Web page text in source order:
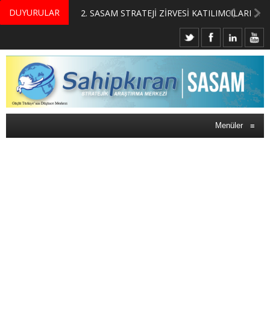
DUYURULAR
MERKEZİMİZ BÜNYESİNDE YETİŞTİRİLMEK ÜZERE GÖNÜLLÜ ÜLKE MASASI UZMANI VE UZMAN ADAYLARI ARIYORUZ 2. SASAM STRATEJİ ZİRVESİ KATILIMCILARI BELLİ OLDU
Menüler ≡